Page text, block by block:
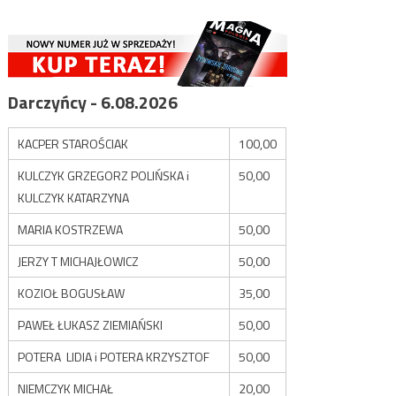
Darczyńcy - 6.08.2026
KACPER STAROŚCIAK
100,00
KULCZYK GRZEGORZ POLIŃSKA i
KULCZYK KATARZYNA
50,00
MARIA KOSTRZEWA
50,00
JERZY T MICHAJŁOWICZ
50,00
KOZIOŁ BOGUSŁAW
35,00
PAWEŁ ŁUKASZ ZIEMIAŃSKI
50,00
POTERA LIDIA i POTERA KRZYSZTOF
50,00
NIEMCZYK MICHAŁ
20,00